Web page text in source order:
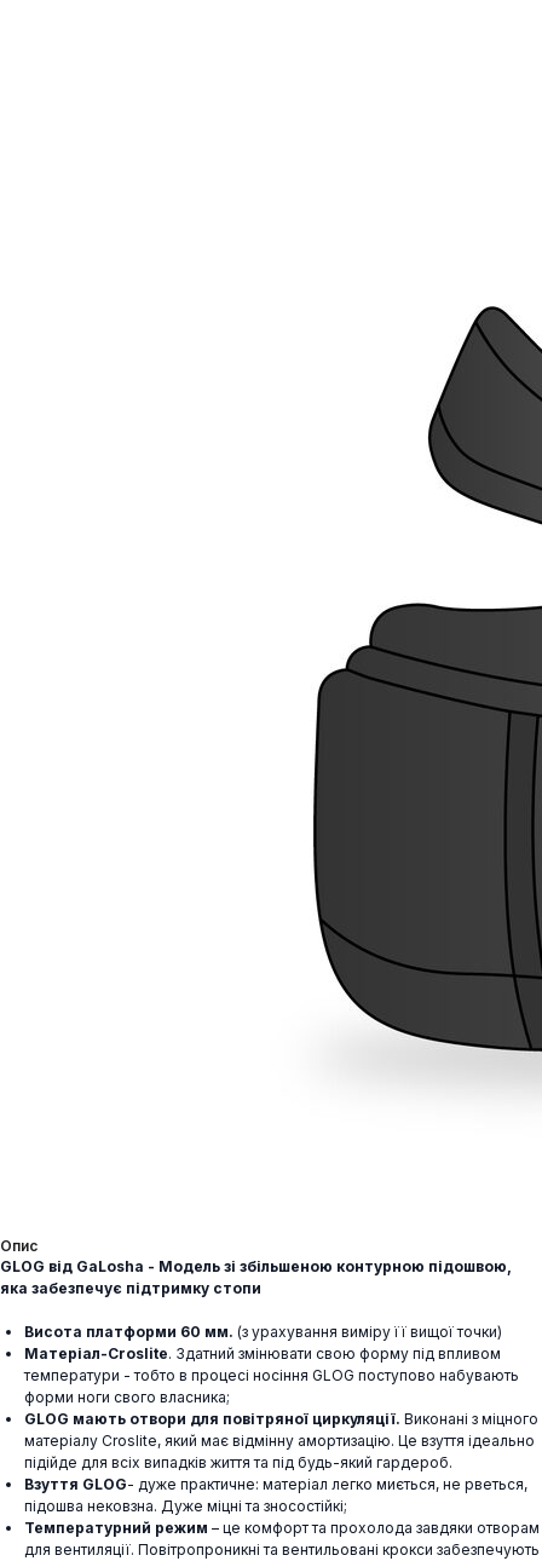
Опис
GLOG від GaLosha - Модель зі збільшеною контурною підошвою,
яка забезпечує підтримку стопи
Висота платформи 60 мм. (з урахування виміру її вищої точки)
Матеріал-Croslite. Здатний змінювати свою форму під впливом
температури - тобто в процесі носіння GLOG поступово набувають
форми ноги свого власника;
GLOG мають отвори для повітряної циркуляції. Виконані з міцного
матеріалу Croslite, який має відмінну амортизацію. Це взуття ідеально
підійде для всіх випадків життя та під будь-який гардероб.
Взуття GLOG- дуже практичне: матеріал легко миється, не рветься,
підошва нековзна. Дуже міцні та зносостійкі;
Температурний режим – це комфорт та прохолода завдяки отворам
для вентиляції. Повітропроникні та вентильовані крокси забезпечують